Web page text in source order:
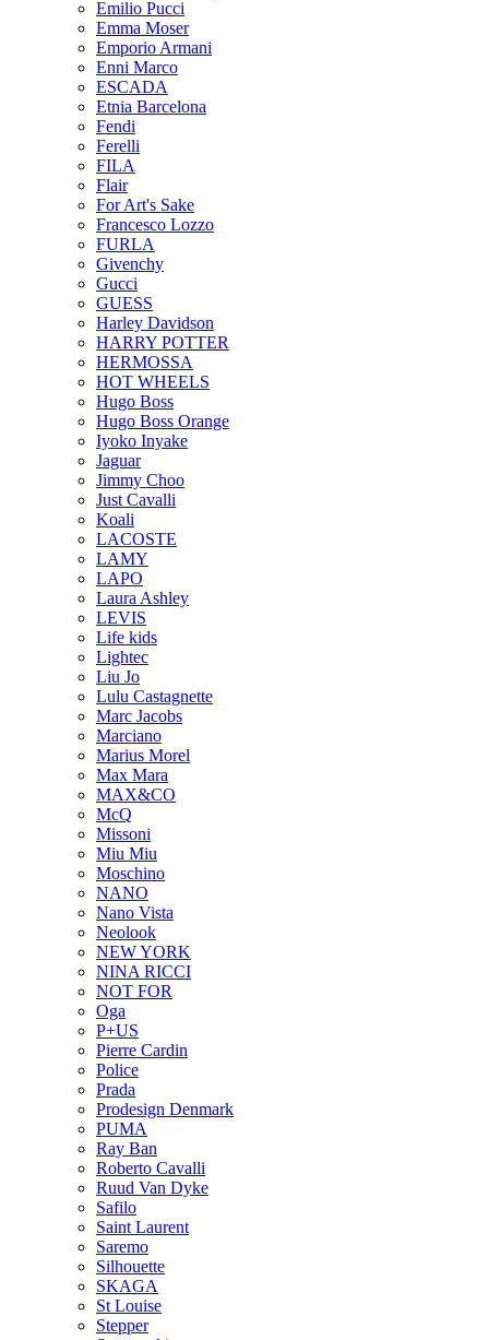
Emilio Pucci
Emma Moser
Emporio Armani
Enni Marco
ESCADA
Etnia Barcelona
Fendi
Ferelli
FILA
Flair
For Art's Sake
Francesco Lozzo
FURLA
Givenchy
Gucci
GUESS
Harley Davidson
HARRY POTTER
HERMOSSA
HOT WHEELS
Hugo Boss
Hugo Boss Orange
Iyoko Inyake
Jaguar
Jimmy Choo
Just Cavalli
Koali
LACOSTE
LAMY
LAPO
Laura Ashley
LEVIS
Life kids
Lightec
Liu Jo
Lulu Castagnette
Marc Jacobs
Marciano
Marius Morel
Max Mara
MAX&CO
McQ
Missoni
Miu Miu
Moschino
NANO
Nano Vista
Neolook
NEW YORK
NINA RICCI
NOT FOR
Oga
P+US
Pierre Cardin
Police
Prada
Prodesign Denmark
PUMA
Ray Ban
Roberto Cavalli
Ruud Van Dyke
Safilo
Saint Laurent
Saremo
Silhouette
SKAGA
St Louise
Stepper